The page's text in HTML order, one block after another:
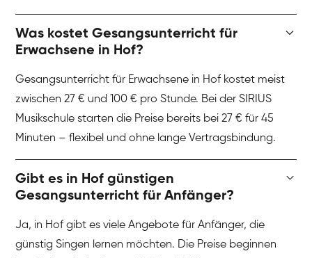
Was kostet Gesangsunterricht für
Erwachsene in Hof?
Gesangsunterricht für Erwachsene in Hof kostet meist
zwischen 27 € und 100 € pro Stunde. Bei der SIRIUS
Musikschule starten die Preise bereits bei 27 € für 45
Minuten – flexibel und ohne lange Vertragsbindung.
Gibt es in Hof günstigen
Gesangsunterricht für Anfänger?
Ja, in Hof gibt es viele Angebote für Anfänger, die
günstig Singen lernen möchten. Die Preise beginnen